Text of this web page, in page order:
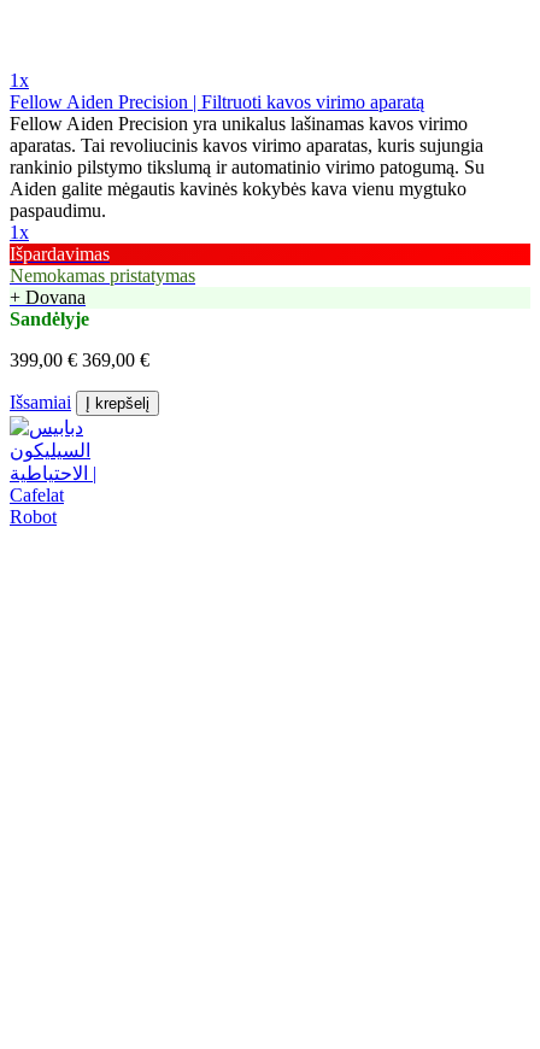
1x
Fellow Aiden Precision | Filtruoti kavos virimo aparatą
Fellow Aiden Precision yra unikalus lašinamas kavos virimo
aparatas. Tai revoliucinis kavos virimo aparatas, kuris sujungia
rankinio pilstymo tikslumą ir automatinio virimo patogumą. Su
Aiden galite mėgautis kavinės kokybės kava vienu mygtuko
paspaudimu.
1x
Išpardavimas
Nemokamas pristatymas
+ Dovana
Sandėlyje
399,00 € 369,00 €
Išsamiai Į krepšelį